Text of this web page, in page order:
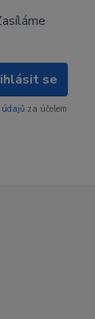
se
údajů za účelem